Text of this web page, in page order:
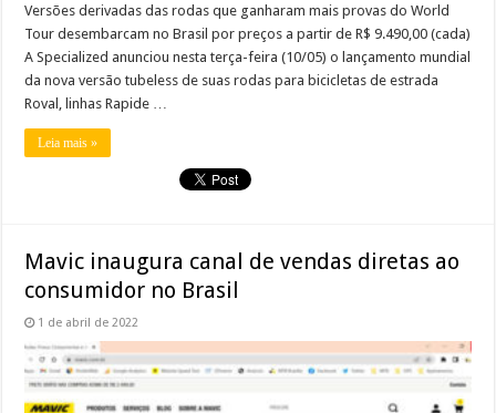
Versões derivadas das rodas que ganharam mais provas do World
Tour desembarcam no Brasil por preços a partir de R$ 9.490,00 (cada)
A Specialized anunciou nesta terça-feira (10/05) o lançamento mundial
da nova versão tubeless de suas rodas para bicicletas de estrada
Roval, linhas Rapide …
Leia mais »
Mavic inaugura canal de vendas diretas ao
consumidor no Brasil
1 de abril de 2022